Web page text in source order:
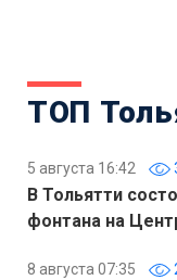
ТОП
5 августа 16:42
В Тольятти
фонтана на
8 августа 07:35